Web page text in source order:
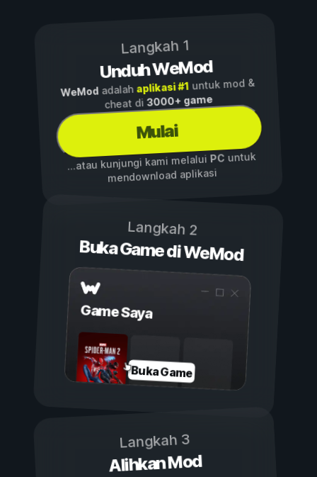
Langkah 1
Unduh WeMod
WeModadalah aplikasi #1untuk mod &
cheat di3000+ game
Mulai
...atau kunjungi kami melalui PCuntuk
mendownload aplikasi
Langkah 2
Buka Game di WeMod
Game Saya
Buka Game
Langkah 3
Alihkan Mod